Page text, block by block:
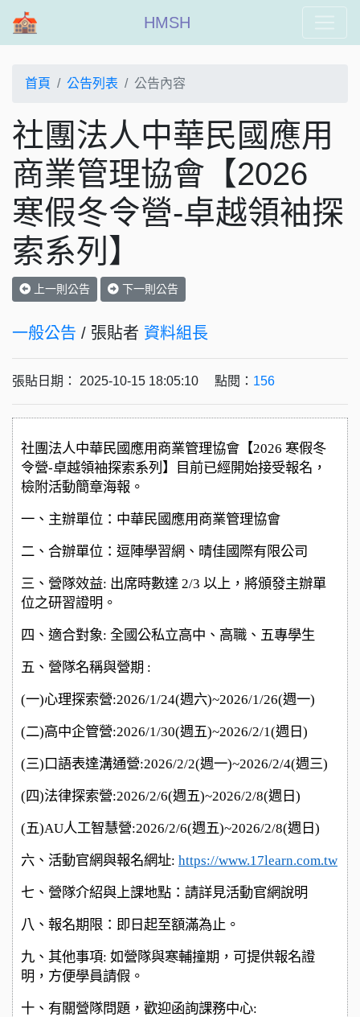
HMSH
首頁 公告列表 公告內容
社團法人中華民國應用
商業管理協會【2026
寒假冬令營-卓越領袖探
索系列】
上一則公告 下一則公告
一般公告 / 張貼者 資料組長
張貼日期： 2025-10-15 18:05:10 點閱： 156
社團法人中華民國應用商業管理協會【2026 寒假冬
令營-卓越領袖探索系列】目前已經開始接受報名，
檢附活動簡章海報。
一、主辦單位：中華民國應用商業管理協會
二、合辦單位：逗陣學習網、晴佳國際有限公司
三、營隊效益: 出席時數達 2/3 以上，將頒發主辦單
位之研習證明。
四、適合對象: 全國公私立高中、高職、五專學生
五、營隊名稱與營期 :
(一)心理探索營:2026/1/24(週六)~2026/1/26(週一)
(二)高中企管營:2026/1/30(週五)~2026/2/1(週日)
(三)口語表達溝通營:2026/2/2(週一)~2026/2/4(週三)
(四)法律探索營:2026/2/6(週五)~2026/2/8(週日)
(五)AU人工智慧營:2026/2/6(週五)~2026/2/8(週日)
六、活動官網與報名網址: https://www.17learn.com.tw
七、營隊介紹與上課地點：請詳見活動官網說明
八、報名期限：即日起至額滿為止。
九、其他事項: 如營隊與寒輔撞期，可提供報名證
明，方便學員請假。
十、有關營隊問題，歡迎函詢課務中心: